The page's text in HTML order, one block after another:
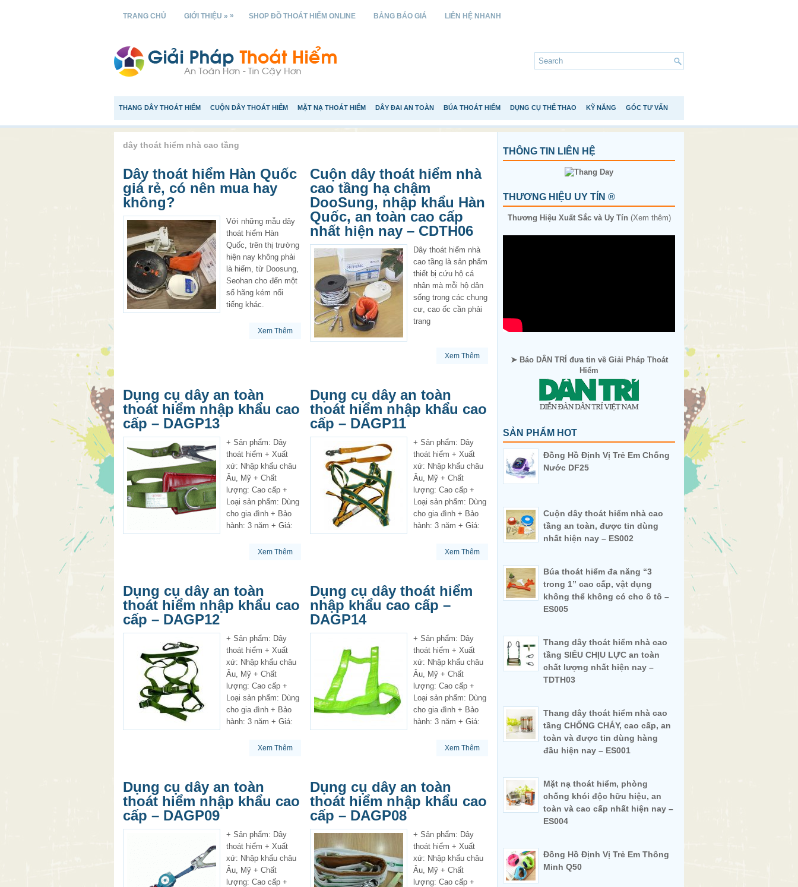
TRANG CHỦ GIỚI THIỆU » » SHOP ĐỒ THOÁT HIỂM ONLINE BẢNG BÁO GIÁ LIÊN HỆ NHANH
THANG DÂY THOÁT HIỂM CUỘN DÂY THOÁT HIỂM MẶT NẠ THOÁT HIỂM DÂY ĐAI AN TOÀN BÚA THOÁT HIỂM DỤNG CỤ THỂ THAO KỸ NĂNG GÓC TƯ VẤN
dây thoát hiểm nhà cao tầng
Dây thoát hiểm Hàn Quốc
giá rẻ, có nên mua hay
không?
Với những mẫu dây
thoát hiểm Hàn
Quốc, trên thị trường
hiện nay không phải
là hiếm, từ Doosung,
Seohan cho đến một
số hãng kém nổi
tiếng khác.
Xem Thêm
Cuộn dây thoát hiểm nhà
cao tầng hạ chậm
DooSung, nhập khẩu Hàn
Quốc, an toàn cao cấp
nhất hiện nay – CDTH06
Dây thoát hiểm nhà
cao tầng là sản phẩm
thiết bị cứu hộ cá
nhân mà mỗi hộ dân
sống trong các chung
cư, cao ốc cần phải
trang
Xem Thêm
Dụng cụ dây an toàn
thoát hiểm nhập khẩu cao
cấp – DAGP13
+ Sản phẩm: Dây
thoát hiểm + Xuất
xứ: Nhập khẩu châu
Âu, Mỹ + Chất
lượng: Cao cấp +
Loại sản phẩm: Dùng
cho gia đình + Bảo
hành: 3 năm + Giá:
Xem Thêm
Dụng cụ dây an toàn
thoát hiểm nhập khẩu cao
cấp – DAGP11
+ Sản phẩm: Dây
thoát hiểm + Xuất
xứ: Nhập khẩu châu
Âu, Mỹ + Chất
lượng: Cao cấp +
Loại sản phẩm: Dùng
cho gia đình + Bảo
hành: 3 năm + Giá:
Xem Thêm
Dụng cụ dây an toàn
thoát hiểm nhập khẩu cao
cấp – DAGP12
+ Sản phẩm: Dây
thoát hiểm + Xuất
xứ: Nhập khẩu châu
Âu, Mỹ + Chất
lượng: Cao cấp +
Loại sản phẩm: Dùng
cho gia đình + Bảo
hành: 3 năm + Giá:
Xem Thêm
Dụng cụ dây thoát hiểm
nhập khẩu cao cấp –
DAGP14
+ Sản phẩm: Dây
thoát hiểm + Xuất
xứ: Nhập khẩu châu
Âu, Mỹ + Chất
lượng: Cao cấp +
Loại sản phẩm: Dùng
cho gia đình + Bảo
hành: 3 năm + Giá:
Xem Thêm
Dụng cụ dây an toàn
thoát hiểm nhập khẩu cao
cấp – DAGP09
+ Sản phẩm: Dây
thoát hiểm + Xuất
xứ: Nhập khẩu châu
Âu, Mỹ + Chất
lượng: Cao cấp +
Dụng cụ dây an toàn
thoát hiểm nhập khẩu cao
cấp – DAGP08
+ Sản phẩm: Dây
thoát hiểm + Xuất
xứ: Nhập khẩu châu
Âu, Mỹ + Chất
lượng: Cao cấp +
THÔNG TIN LIÊN HỆ
THƯƠNG HIỆU UY TÍN ®
Thương Hiệu Xuất Sắc và Uy Tín (Xem thêm)
➤ Báo DÂN TRÍ đưa tin về Giải Pháp Thoát
Hiểm
SẢN PHẨM HOT
Đồng Hồ Định Vị Trẻ Em Chống
Nước DF25
Cuộn dây thoát hiểm nhà cao
tầng an toàn, được tin dùng
nhất hiện nay – ES002
Búa thoát hiểm đa năng “3
trong 1” cao cấp, vật dụng
không thể không có cho ô tô –
ES005
Thang dây thoát hiểm nhà cao
tầng SIÊU CHỊU LỰC an toàn
chất lượng nhất hiện nay –
TDTH03
Thang dây thoát hiểm nhà cao
tầng CHỐNG CHÁY, cao cấp, an
toàn và được tin dùng hàng
đầu hiện nay – ES001
Mặt nạ thoát hiểm, phòng
chống khói độc hữu hiệu, an
toàn và cao cấp nhất hiện nay –
ES004
Đồng Hồ Định Vị Trẻ Em Thông
Minh Q50